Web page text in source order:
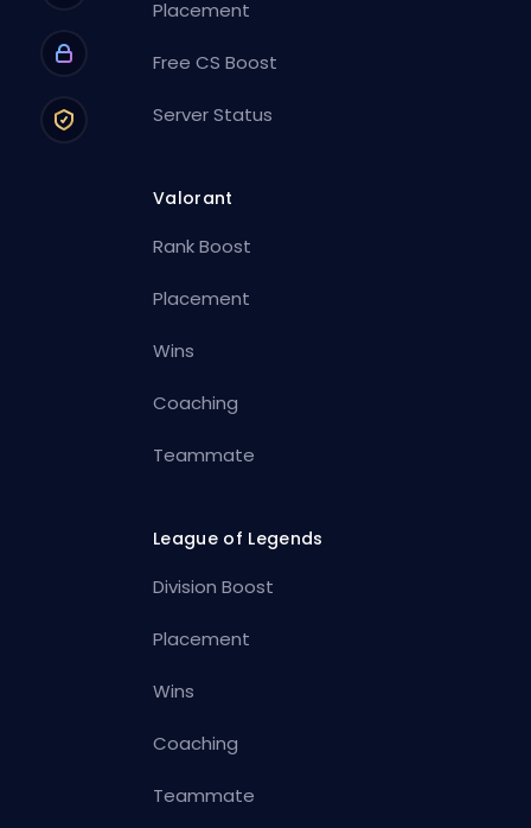
Placement
Free CS Boost
Server Status
Valorant
Rank Boost
Placement
Wins
Coaching
Teammate
League of Legends
Division Boost
Placement
Wins
Coaching
Teammate